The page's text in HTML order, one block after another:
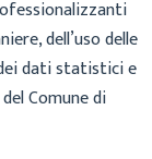
dell’uso delle
dati statistici e
Comune di